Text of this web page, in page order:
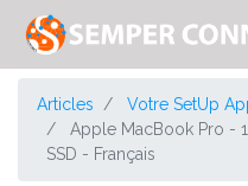
Articles
Votre SetUp
Apple MacBook Pro -
SSD - Français